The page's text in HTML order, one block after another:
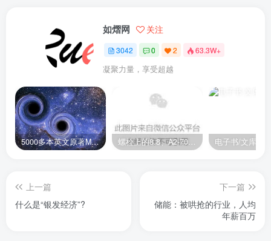
如熠网 关注
3042 0 2 63.3W+
凝聚力量，享受超越
5000多本英文原著MOBI+AZW3格式电子书百度云网盘打包下载 螺栓上的8.8、A2-70是什么意思？ 电子书/文库
上一篇
什么是“银发经济”?
下一篇
储能：被哄抢的行业，人均
年薪百万